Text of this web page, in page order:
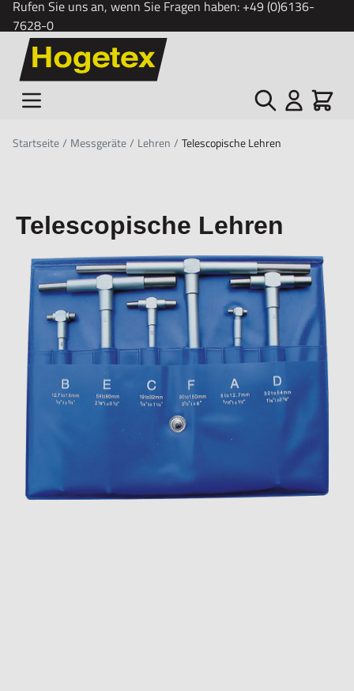
Rufen Sie uns an, wenn Sie Fragen haben: +49 (0)6136-
7628-0
Zum Inhalt springen
Suche Cart
Startseite/ Messgeräte/ Lehren / Telescopische Lehren
Telescopische Lehren